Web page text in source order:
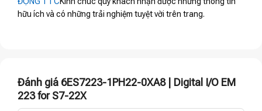
hữu ích và có những trải nghiệm tuyệt vời trên trang.
Đánh giá 6ES7223-1PH22-0XA8 | Digital I/O EM
223 for S7-22X